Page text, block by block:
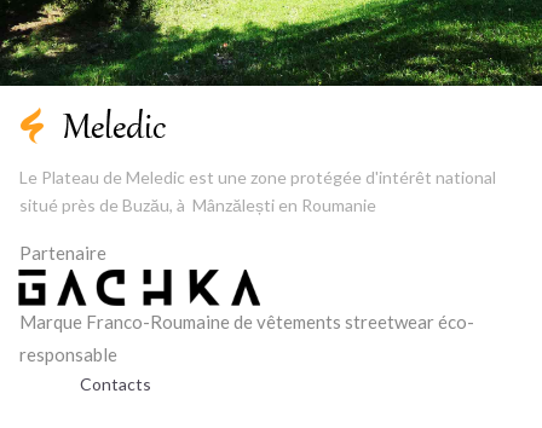
Le Plateau de Meledic est une zone protégée d'intérêt national
situé près de Buzău, à Mânzălești en Roumanie
Partenaire
Marque Franco-Roumaine de vêtements streetwear éco-
responsable
Contacts